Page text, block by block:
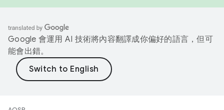
Google 會運用 AI 技術將內容翻譯成你偏好的語言，但可
能會出錯。